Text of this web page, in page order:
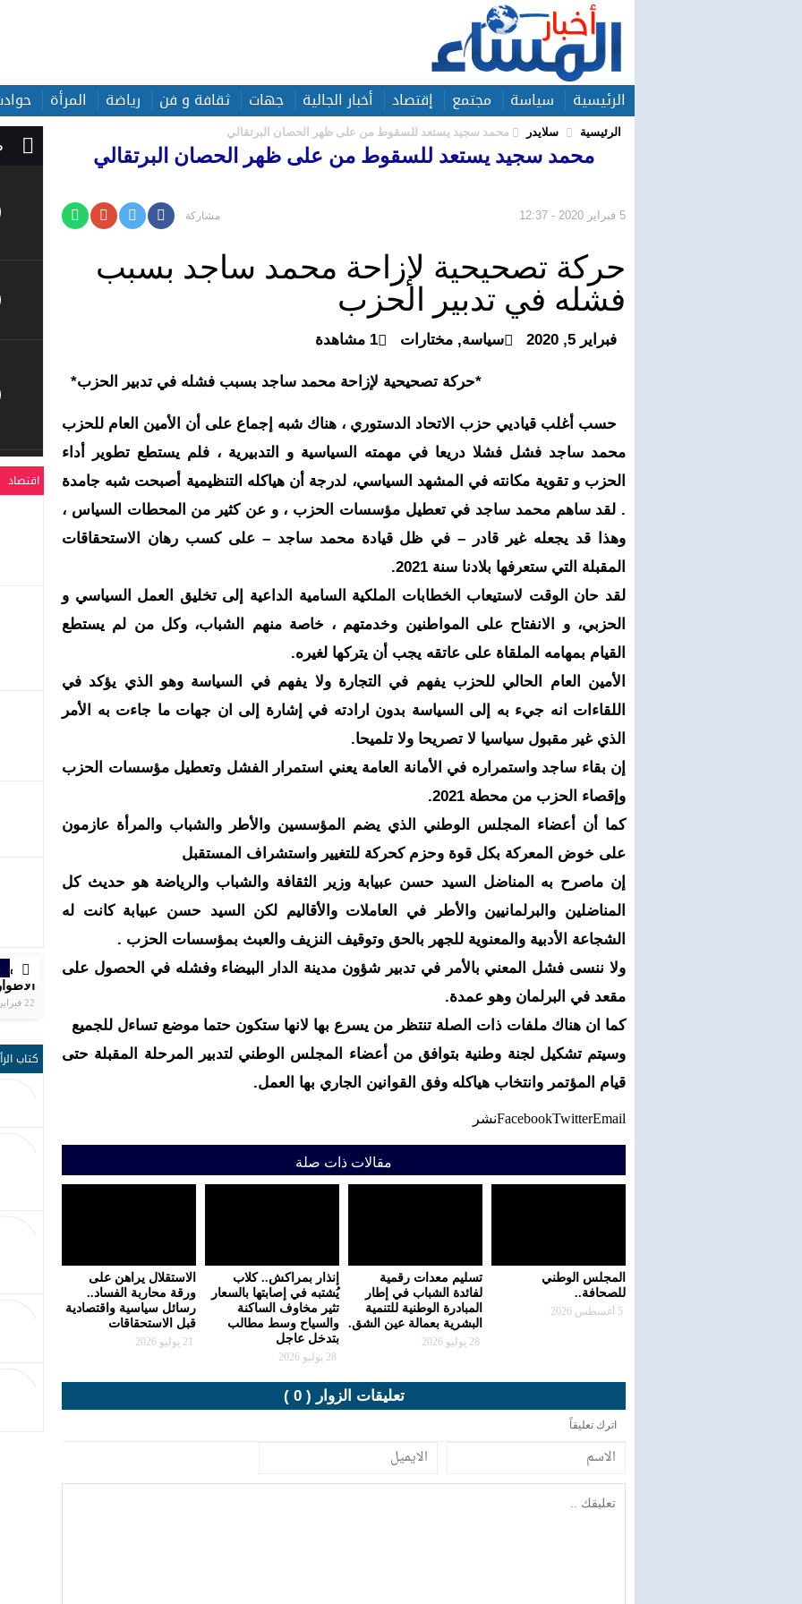
الرئيسية سياسة مجتمع إقتصاد أخبار الجالية جهات ثقافة و فن رياضة المرأة
الرئيسية سلايدر محمد سجيد يستعد للسقوط من على ظهر الحصان البرتقالي
محمد سجيد يستعد للسقوط من على ظهر الحصان البرتقالي
5 فبراير 2020 - 12:37 مشاركة
حركة تصحيحية لإزاحة محمد ساجد بسبب
فشله في تدبير الحزب
فبراير 5, 2020 سياسة, مختارات 1 مشاهدة
*حركة تصحيحية لإزاحة محمد ساجد بسبب فشله في تدبير الحزب*
حسب أغلب قياديي حزب الاتحاد الدستوري ، هناك شبه إجماع على أن الأمين العام للحزب
محمد ساجد فشل فشلا دريعا في مهمته السياسية و التدبيرية ، فلم يستطع تطوير أداء
الحزب و تقوية مكانته في المشهد السياسي، لدرجة أن هياكله التنظيمية أصبحت شبه جامدة
. لقد ساهم محمد ساجد في تعطيل مؤسسات الحزب ، و عن كثير من المحطات السياس ،
وهذا قد يجعله غير قادر – في ظل قيادة محمد ساجد – على كسب رهان الاستحقاقات
المقبلة التي ستعرفها بلادنا سنة 2021.
لقد حان الوقت لاستيعاب الخطابات الملكية السامية الداعية إلى تخليق العمل السياسي و
الحزبي، و الانفتاح على المواطنين وخدمتهم ، خاصة منهم الشباب، وكل من لم يستطع
القيام بمهامه الملقاة على عاتقه يجب أن يتركها لغيره.
الأمين العام الحالي للحزب يفهم في التجارة ولا يفهم في السياسة وهو الذي يؤكد في
اللقاءات انه جيء به إلى السياسة بدون ارادته في إشارة إلى ان جهات ما جاءت به الأمر
الذي غير مقبول سياسيا لا تصريحا ولا تلميحا.
إن بقاء ساجد واستمراره في الأمانة العامة يعني استمرار الفشل وتعطيل مؤسسات الحزب
وإقصاء الحزب من محطة 2021.
كما أن أعضاء المجلس الوطني الذي يضم المؤسسين والأطر والشباب والمرأة عازمون
على خوض المعركة بكل قوة وحزم كحركة للتغيير واستشراف المستقبل
إن ماصرح به المناضل السيد حسن عبيابة وزير الثقافة والشباب والرياضة هو حديث كل
المناضلين والبرلمانيين والأطر في العاملات والأقاليم لكن السيد حسن عبيابة كانت له
الشجاعة الأدبية والمعنوية للجهر بالحق وتوقيف النزيف والعبث بمؤسسات الحزب .
ولا ننسى فشل المعني بالأمر في تدبير شؤون مدينة الدار البيضاء وفشله في الحصول على
مقعد في البرلمان وهو عمدة.
كما ان هناك ملفات ذات الصلة تنتظر من يسرع بها لانها ستكون حتما موضع تساءل للجميع
وسيتم تشكيل لجنة وطنية بتوافق من أعضاء المجلس الوطني لتدبير المرحلة المقبلة حتى
قيام المؤتمر وانتخاب هياكله وفق القوانين الجاري بها العمل.
FacebookTwitterEmail نشر
مقالات ذات صلة
المجلس الوطني
للصحافة..
تسليم معدات رقمية
لفائدة الشباب في إطار
المبادرة الوطنية للتنمية
البشرية بعمالة عين الشق.
إنذار بمراكش.. كلاب
يُشتبه في إصابتها بالسعار
تثير مخاوف الساكنة
والسياح وسط مطالب
بتدخل عاجل
الاستقلال يراهن على
ورقة محاربة الفساد..
رسائل سياسية واقتصادية
قبل الاستحقاقات
تعليقات الزوار ( 0 )
اترك تعليقاً
اقتصاد
يوقّع
مجال
تنظم
22 فبراير | 19:25
دكار
بلاغ
الشق
🔴
في أولمبياد
التاسعة
كتاب